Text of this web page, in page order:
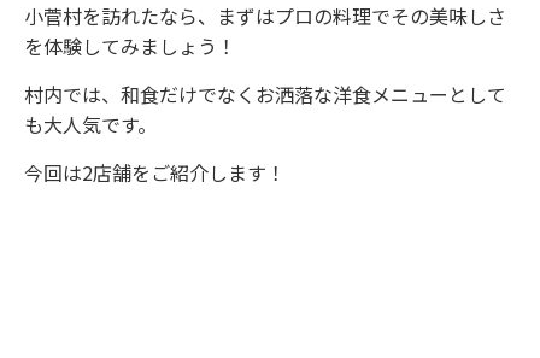
小菅村を訪れたなら、まずはプロの料理でその美味しさ
を体験してみましょう！
村内では、和食だけでなくお洒落な洋食メニューとして
も大人気です。
今回は2店舗をご紹介します！